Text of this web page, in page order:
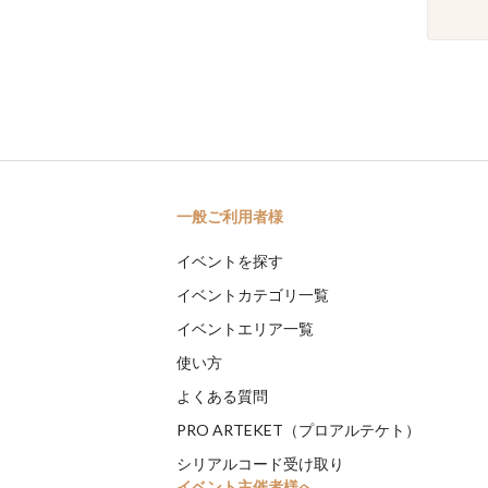
一般ご利用者様
イベントを探す
イベントカテゴリ一覧
イベントエリア一覧
使い方
よくある質問
PRO ARTEKET（プロアルテケト）
シリアルコード受け取り